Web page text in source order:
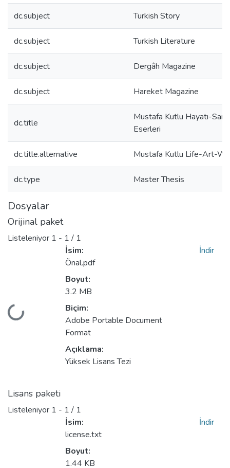
dc.subject Turkish Story
dc.subject Turkish Literature
dc.subject Dergâh Magazine
dc.subject Hareket Magazine
dc.title
Mustafa Kutlu Hayatı-
Eserleri
dc.title.alternative Mustafa Kutlu Life-Art-
dc.type Master Thesis
Dosyalar
Orijinal paket
Listeleniyor 1 - 1 / 1
İsim:
Önal.pdf
Boyut:
3.2 MB
Biçim:
Adobe Portable Document
Format
Açıklama:
Yüksek Lisans Tezi
İndir
Lisans paketi
Listeleniyor 1 - 1 / 1
İsim:
license.txt
Boyut:
1.44 KB
İndir